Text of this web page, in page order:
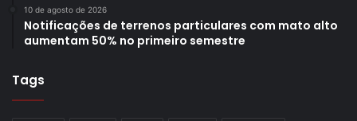
10 de agosto de 2026
Notificações de terrenos particulares com mato alto
aumentam 50% no primeiro semestre
Tags